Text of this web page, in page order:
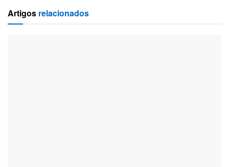
Artigos relacionados